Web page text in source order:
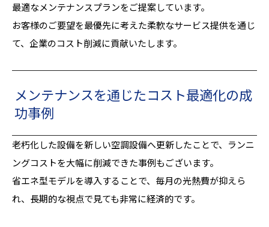
最適なメンテナンスプランをご提案しています。
お客様のご要望を最優先に考えた柔軟なサービス提供を通じ
て、企業のコスト削減に貢献いたします。
メンテナンスを通じたコスト最適化の成
功事例
老朽化した設備を新しい空調設備へ更新したことで、ランニ
ングコストを大幅に削減できた事例もございます。
省エネ型モデルを導入することで、毎月の光熱費が抑えら
れ、長期的な視点で見ても非常に経済的です。